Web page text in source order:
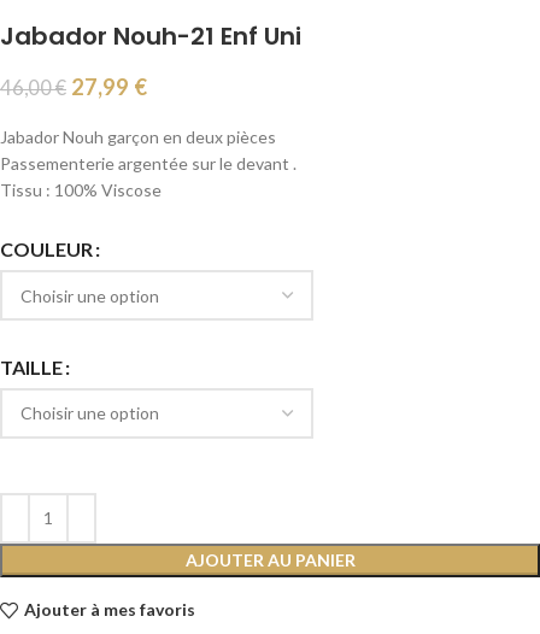
Jabador Nouh-21 Enf Uni
46,00€ 27,99 €
Jabador Nouh garçon en deux pièces
Passementerie argentée sur le devant .
Tissu : 100% Viscose
COULEUR
TAILLE
AJOUTER AU PANIER
Ajouter à mes favoris